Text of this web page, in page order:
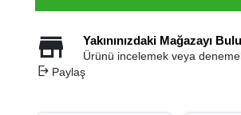
Yakınınızdaki Mağazayı
Ürünü incelemek veya
Paylaş